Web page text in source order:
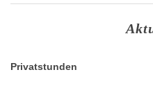
Privatstunden